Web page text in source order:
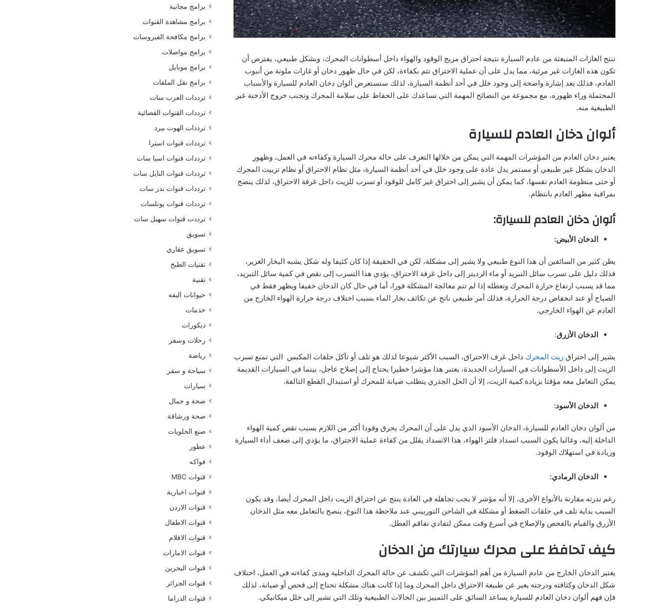
تنتج الغازات المنبعثة من عادم السيارة نتيجة احتراق مزيج الوقود والهواء داخل أسطوانات المحرك، وبشكل طبيعي، يفترض أن
تكون هذه الغازات غير مرئية، مما يدل على أن عملية الاحتراق تتم بكفاءة، لكن في حال ظهور دخان أو غازات ملونة من أنبوب
العادم، فذلك يعد إشارة واضحة إلى وجود خلل في أحد أنظمة السيارة، لذلك سنستعرض ألوان دخان العادم للسيارة والأسباب
المحتملة وراء ظهوره، مع مجموعة من النصائح المهمة التي تساعدك على الحفاظ على سلامة المحرك وتجنب خروج الأدخنة غير
الطبيعية منه.
ألوان دخان العادم للسيارة
يعتبر دخان العادم من المؤشرات المهمة التي يمكن من خلالها التعرف على حالة محرك السيارة وكفاءته في العمل، وظهور
الدخان بشكل غير طبيعي أو مستمر يدل عادة على وجود خلل في أحد أنظمة السيارة، مثل نظام الاحتراق أو نظام تزييت المحرك
أو حتى منظومة العادم نفسها، كما يمكن أن يشير إلى احتراق غير كامل للوقود أو تسرب للزيت داخل غرفة الاحتراق، لذلك ينصح
بمراقبة مظهر العادم بانتظام.
ألوان دخان العادم للسيارة:
الدخان الأبيض:
يظن كثير من السائقين أن هذا النوع طبيعي ولا يشير إلى مشكلة، لكن في الحقيقة إذا كان كثيفا وله شكل يشبه البخار الغزير،
فذلك دليل على تسرب سائل التبريد أو ماء الرديتر إلى داخل غرفة الاحتراق، يؤدي هذا التسرب إلى نقص في كمية سائل التبريد،
مما قد يسبب ارتفاع حرارة المحرك وتعطله إذا لم تتم معالجة المشكلة فورا، أما في حال كان الدخان خفيفا ويظهر فقط في
الصباح أو عند انخفاض درجة الحرارة، فذلك أمر طبيعي ناتج عن تكاثف بخار الماء بسبب اختلاف درجة حرارة الهواء الخارج من
العادم عن الهواء الخارجي.
الدخان الأزرق:
يشير إلى احتراق زيت المحرك داخل غرف الاحتراق، السبب الأكثر شيوعا لذلك هو تلف أو تآكل حلقات المكبس التي تمنع تسرب
الزيت إلى داخل الأسطوانات في السيارات الجديدة، يعتبر هذا مؤشرا خطيرا يحتاج إلى إصلاح عاجل، بينما في السيارات القديمة
يمكن التعامل معه مؤقتا بزيادة كمية الزيت، إلا أن الحل الجذري يتطلب صيانة للمحرك أو استبدال القطع التالفة.
الدخان الأسود:
من ألوان دخان العادم للسيارة، الدخان الأسود الذي يدل على أن المحرك يحرق وقودا أكثر من اللازم بسبب نقص كمية الهواء
الداخلة إليه، وغالبا يكون السبب انسداد فلتر الهواء، هذا الانسداد يقلل من كفاءة عملية الاحتراق، ما يؤدي إلى ضعف أداء السيارة
وزيادة في استهلاك الوقود.
الدخان الرمادي:
رغم ندرته مقارنة بالأنواع الأخرى، إلا أنه مؤشر لا يجب تجاهله في العادة ينتج عن احتراق الزيت داخل المحرك أيضا، وقد يكون
السبب بداية تلف في حلقات الضغط أو مشكلة في الشاحن التوربيني عند ملاحظة هذا النوع، ينصح بالتعامل معه مثل الدخان
الأزرق والقيام بالفحص والإصلاح في أسرع وقت ممكن لتفادي تفاقم العطل.
كيف تحافظ على محرك سيارتك من الدخان
يعتبر الدخان الخارج من عادم السيارة من أهم المؤشرات التي تكشف عن حالة المحرك الداخلية ومدى كفاءته في العمل، اختلاف
شكل الدخان وكثافته ودرجته يعبر عن طبيعة الاحتراق داخل المحرك وما إذا كانت هناك مشكلة تحتاج إلى فحص أو صيانة، لذلك
فإن فهم ألوان دخان العادم للسيارة يساعد السائق على التمييز بين الحالات الطبيعية وتلك التي تشير إلى خلل ميكانيكي.
برامج مجانية
برامج مشاهدة القنوات
برامج مكافحة الفيروسات
برامج مواصلات
برامج موبايل
برامج نقل الملفات
ترددات العرب سات
ترددات القنوات الفضائية
ترددات الهوت بيرد
ترددات قنوات استرا
ترددات قنوات اسيا سات
ترددات قنوات النايل سات
ترددات قنوات بدر سات
ترددات قنوات يوتلسات
ترددت قنوات سهيل سات
تسويق
تسويق عقاري
تقنيات الطبخ
تقنية
حيوانات اليفه
خدمات
ديكورات
رحلات وسفر
رياضة
سياحة و سفر
سيارات
صحة و جمال
صحة ورشاقة
صنع الحلويات
عطور
فواكه
قنوات MBC
قنوات اخبارية
قنوات الاردن
قنوات الاطفال
قنوات الافلام
قنوات الامارات
قنوات البحرين
قنوات الجزائر
قنوات الدراما